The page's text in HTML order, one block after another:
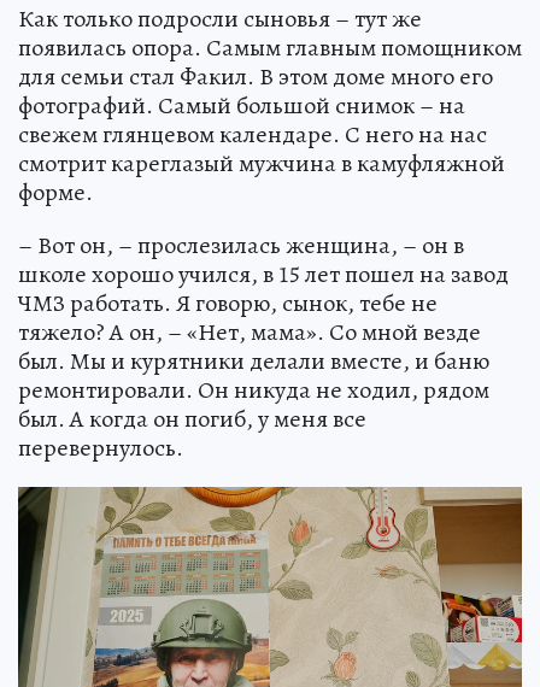
Как только подросли сыновья – тут же
появилась опора. Самым главным помощником
для семьи стал Факил. В этом доме много его
фотографий. Самый большой снимок – на
свежем глянцевом календаре. С него на нас
смотрит кареглазый мужчина в камуфляжной
форме.
– Вот он, – прослезилась женщина, – он в
школе хорошо учился, в 15 лет пошел на завод
ЧМЗ работать. Я говорю, сынок, тебе не
тяжело? А он, – «Нет, мама». Со мной везде
был. Мы и курятники делали вместе, и баню
ремонтировали. Он никуда не ходил, рядом
был. А когда он погиб, у меня все
перевернулось.